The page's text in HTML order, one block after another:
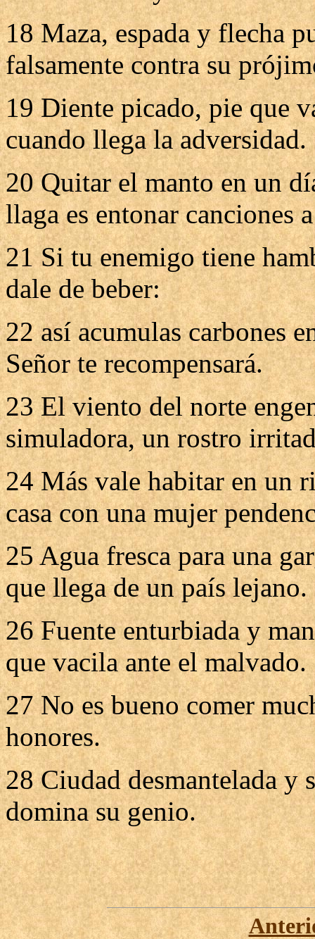
18 Maza, espada y flecha
falsamente contra su
19 Diente picado, pie que
cuando llega la adversidad.
20 Quitar el manto en un
llaga es entonar canciones
21 Si tu enemigo tiene
dale de beber:
22 así acumulas carbones
Señor te recompensará.
23 El viento del norte
simuladora, un rostro
24 Más vale habitar en un
casa con una mujer
25 Agua fresca para una
que llega de un país lejano.
26 Fuente enturbiada y
que vacila ante el malvado.
27 No es bueno comer
honores.
28 Ciudad desmantelada y
domina su genio.